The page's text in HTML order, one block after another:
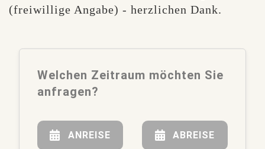
(freiwillige Angabe) - herzlichen Dank.
Welchen Zeitraum möchten Sie
anfragen?
ANREISE ABREISE